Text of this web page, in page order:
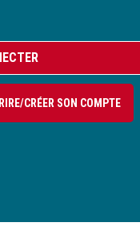
CRÉER SON COMPTE